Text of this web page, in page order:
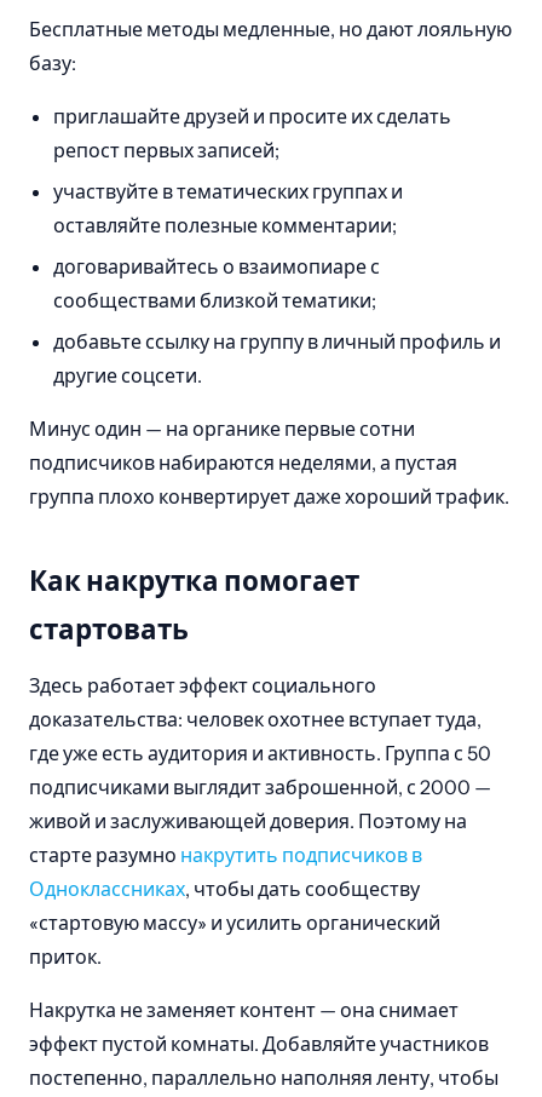
Бесплатные методы медленные, но дают лояльную
базу:
приглашайте друзей и просите их сделать
репост первых записей;
участвуйте в тематических группах и
оставляйте полезные комментарии;
договаривайтесь о взаимопиаре с
сообществами близкой тематики;
добавьте ссылку на группу в личный профиль и
другие соцсети.
Минус один — на органике первые сотни
подписчиков набираются неделями, а пустая
группа плохо конвертирует даже хороший трафик.
Как накрутка помогает
стартовать
Здесь работает эффект социального
доказательства: человек охотнее вступает туда,
где уже есть аудитория и активность. Группа с 50
подписчиками выглядит заброшенной, с 2000 —
живой и заслуживающей доверия. Поэтому на
старте разумно накрутить подписчиков в
Одноклассниках, чтобы дать сообществу
«стартовую массу» и усилить органический
приток.
Накрутка не заменяет контент — она снимает
эффект пустой комнаты. Добавляйте участников
постепенно, параллельно наполняя ленту, чтобы